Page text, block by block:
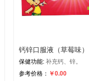
钙锌口服液（草莓味）
保健功能: 补充钙、锌。
参考价格： ￥0.00